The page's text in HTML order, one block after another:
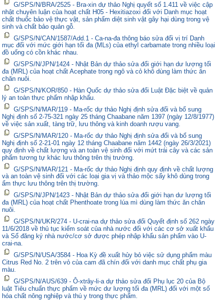
G/SPS/N/BRA/2525 - Bra-xin dự thảo Nghị quyết số 1.411 về việc cập
nhật chuyên luận của hoạt chất H05 - Hexitiazoxi đối với Danh mục hoạt
chất thuốc bảo vệ thực vật, sản phẩm diệt sinh vật gây hại dùng trong vệ
sinh và chất bảo quản gỗ.
G/SPS/N/CAN/1587/Add.1 - Ca-na-đa thông báo sửa đổi vị trí Danh
mục đối với mức giới hạn tối đa (MLs) của ethyl carbamate trong nhiều loại
đồ uống có cồn khác nhau.
G/SPS/N/JPN/1424 - Nhật Bản dự thảo sửa đổi giới hạn dư lượng tối
đa (MRL) của hoạt chất Acephate trong ngô và cỏ khô dùng làm thức ăn
chăn nuôi.
G/SPS/N/KOR/850 - Hàn Quốc dự thảo sửa đổi Luật Đặc biệt về quản
lý an toàn thực phẩm nhập khẩu.
G/SPS/N/MAR/119 - Ma-rốc dự thảo Nghị định sửa đổi và bổ sung
Nghị định số 2-75-321 ngày 25 tháng Chaabane năm 1397 (ngày 12/8/1977)
về việc sản xuất, tàng trữ, lưu thông và kinh doanh rượu vang.
G/SPS/N/MAR/120 - Ma-rốc dự thảo Nghị định sửa đổi và bổ sung
Nghị định số 2-21-01 ngày 12 tháng Chaabane năm 1442 (ngày 26/3/2021)
quy định về chất lượng và an toàn vệ sinh đối với mứt trái cây và các sản
phẩm tương tự khác lưu thông trên thị trường.
G/SPS/N/MAR/121 - Ma-rốc dự thảo Nghị định quy định về chất lượng
và an toàn vệ sinh đối với các loại gia vị và thảo mộc sấy khô dùng trong
ẩm thực lưu thông trên thị trường.
G/SPS/N/JPN/1423 - Nhật Bản dự thảo sửa đổi giới hạn dư lượng tối
đa (MRL) của hoạt chất Phenthoate trong lúa mì dùng làm thức ăn chăn
nuôi.
G/SPS/N/UKR/274 - U-crai-na dự thảo sửa đổi Quyết định số 262 ngày
11/6/2018 về thủ tục kiểm soát của nhà nước đối với các cơ sở xuất khẩu
và Sổ đăng ký nhà nước/cơ sở được phép nhập khẩu sản phẩm vào U-
crai-na.
G/SPS/N/USA/3584 - Hoa Kỳ đề xuất hủy bỏ việc sử dụng phẩm màu
Citrus Red No. 2 trên vỏ của cam đã chín đối với danh mục chất phụ gia
màu.
G/SPS/N/AUS/639 - Ô-xtrây-li-a dự thảo sửa đổi Phụ lục 20 của Bộ
luật Tiêu chuẩn thực phẩm về mức dư lượng tối đa (MRL) đối với một số
hóa chất nông nghiệp và thú y trong thực phẩm.